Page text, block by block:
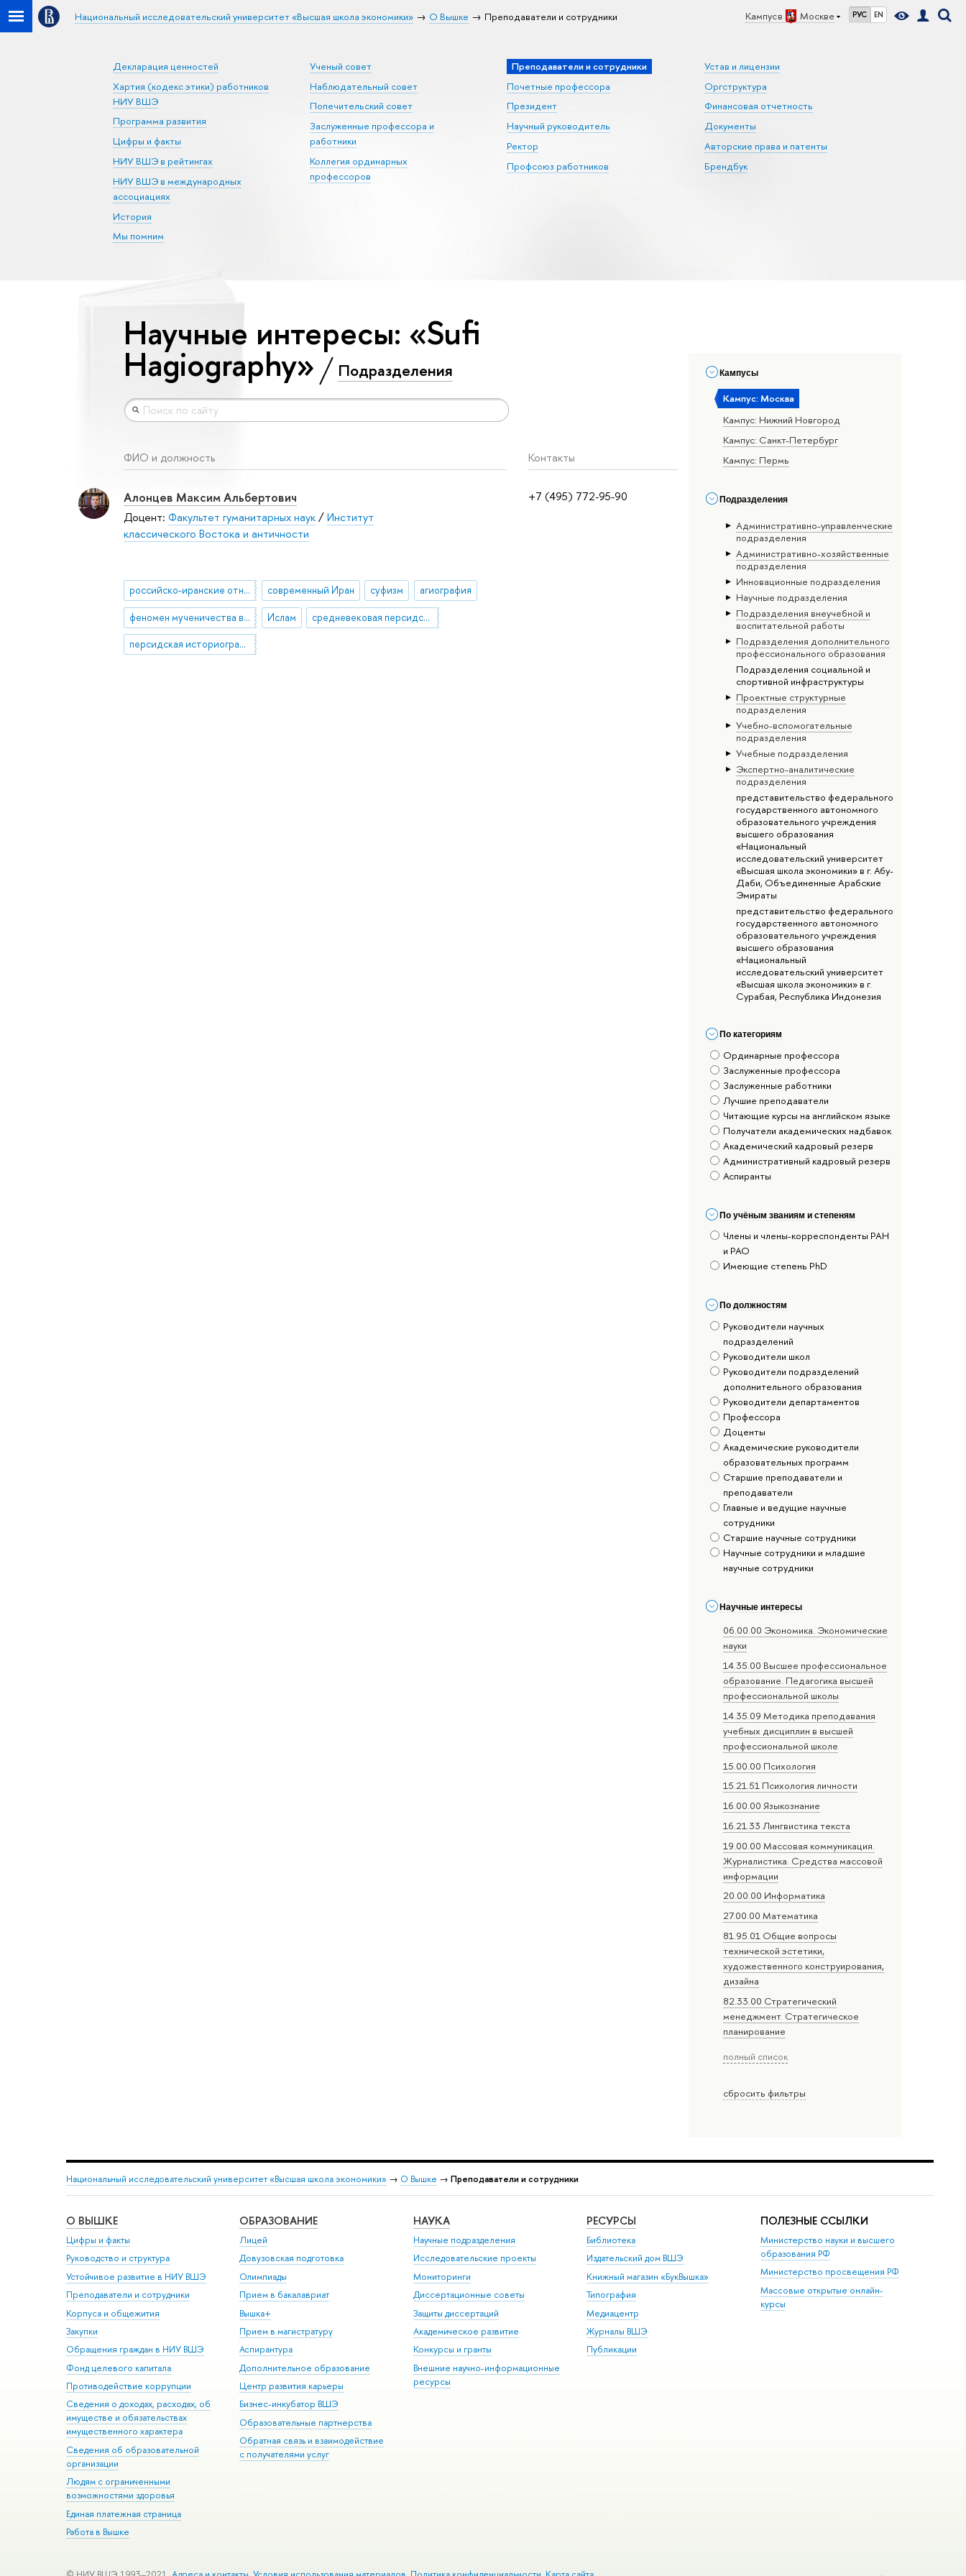
Кампус в Москве РУС EN
Национальный исследовательский университет «Высшая школа экономики» О Вышке Преподаватели и сотрудники
Декларация ценностей
Хартия (кодекс этики) работников
НИУ ВШЭ
Программа развития
Цифры и факты
НИУ ВШЭ в рейтингах
НИУ ВШЭ в международных
ассоциациях
История
Мы помним
Ученый совет
Наблюдательный совет
Попечительский совет
Заслуженные профессора и
работники
Коллегия ординарных
профессоров
Преподаватели и сотрудники
Почетные профессора
Президент
Научный руководитель
Ректор
Профсоюз работников
Устав и лицензии
Оргструктура
Финансовая отчетность
Документы
Авторские права и патенты
Брендбук
Кампусы
Кампус: Москва
Кампус: Нижний Новгород
Кампус: Санкт-Петербург
Кампус: Пермь
Подразделения
Административно-управленческие
подразделения
Административно-хозяйственные
подразделения
Инновационные подразделения
Научные подразделения
Подразделения внеучебной и
воспитательной работы
Подразделения дополнительного
профессионального образования
Подразделения социальной и
спортивной инфраструктуры
Проектные структурные
подразделения
Учебно-вспомогательные
подразделения
Учебные подразделения
Экспертно-аналитические
подразделения
представительство федерального
государственного автономного
образовательного учреждения
высшего образования
«Национальный
исследовательский университет
«Высшая школа экономики» в г. Абу-
Даби, Объединенные Арабские
Эмираты
представительство федерального
государственного автономного
образовательного учреждения
высшего образования
«Национальный
исследовательский университет
«Высшая школа экономики» в г.
Сурабая, Республика Индонезия
По категориям
Ординарные профессора
Заслуженные профессора
Заслуженные работники
Лучшие преподаватели
Читающие курсы на английском языке
Получатели академических надбавок
Академический кадровый резерв
Административный кадровый резерв
Аспиранты
По учёным званиям и степеням
Члены и члены-корреспонденты РАН
и РАО
Имеющие степень PhD
По должностям
Руководители научных
подразделений
Руководители школ
Руководители подразделений
дополнительного образования
Руководители департаментов
Профессора
Доценты
Академические руководители
образовательных программ
Старшие преподаватели и
преподаватели
Главные и ведущие научные
сотрудники
Старшие научные сотрудники
Научные сотрудники и младшие
научные сотрудники
Научные интересы
06.00.00 Экономика. Экономические
науки
14.35.00 Высшее профессиональное
образование. Педагогика высшей
профессиональной школы
14.35.09 Методика преподавания
учебных дисциплин в высшей
профессиональной школе
15.00.00 Психология
15.21.51 Психология личности
16.00.00 Языкознание
16.21.33 Лингвистика текста
19.00.00 Массовая коммуникация.
Журналистика. Средства массовой
информации
20.00.00 Информатика
27.00.00 Математика
81.95.01 Общие вопросы
технической эстетики,
художественного конструирования,
дизайна
82.33.00 Стратегический
менеджмент. Стратегическое
планирование
полный список
сбросить фильтры
Научные интересы: «Sufi
Hagiography» Подразделения
ФИО и должность Контакты
+7 (495) 772-95-90
Алонцев Максим Альбертович
Доцент: Факультет гуманитарных наук/Институт
классического Востока и античности
российско-иранские отношения (история и современность) современный Иран суфизм агиография
феномен мученичества в шиизме Ислам средневековая персидская литература
персидская историография
Национальный исследовательский университет «Высшая школа экономики» → О Вышке → Преподаватели и сотрудники
О ВЫШКЕ
Цифры и факты
Руководство и структура
Устойчивое развитие в НИУ ВШЭ
Преподаватели и сотрудники
Корпуса и общежития
Закупки
Обращения граждан в НИУ ВШЭ
Фонд целевого капитала
Противодействие коррупции
Сведения о доходах, расходах, об
имуществе и обязательствах
имущественного характера
Сведения об образовательной
организации
Людям с ограниченными
возможностями здоровья
Единая платежная страница
Работа в Вышке
ОБРАЗОВАНИЕ
Лицей
Довузовская подготовка
Олимпиады
Прием в бакалавриат
Вышка+
Прием в магистратуру
Аспирантура
Дополнительное образование
Центр развития карьеры
Бизнес-инкубатор ВШЭ
Образовательные партнерства
Обратная связь и взаимодействие
с получателями услуг
НАУКА
Научные подразделения
Исследовательские проекты
Мониторинги
Диссертационные советы
Защиты диссертаций
Академическое развитие
Конкурсы и гранты
Внешние научно-информационные
ресурсы
РЕСУРСЫ
Библиотека
Издательский дом ВШЭ
Книжный магазин «БукВышка»
Типография
Медиацентр
Журналы ВШЭ
Публикации
ПОЛЕЗНЫЕ ССЫЛКИ
Министерство науки и высшего
образования РФ
Министерство просвещения РФ
Массовые открытые онлайн-
курсы